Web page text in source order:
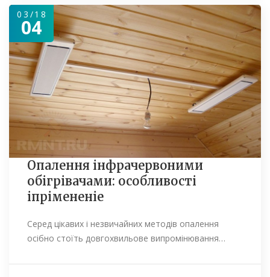
03/18
04
Опалення інфрачервоними
обігрівачами: особливості
іпрімененіе
Серед цікавих і незвичайних методів опалення
осібно стоїть довгохвильове випромінювання…